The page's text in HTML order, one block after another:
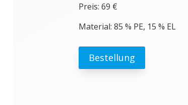
Preis: 69 €
Material: 85 % PE, 15 % EL
Bestellung